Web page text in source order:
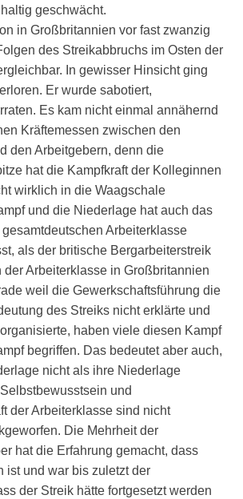
geschwächt.
in Großbritannien vor fast zwanzig
des Streikabbruchs im Osten der
In gewisser Hinsicht ging
Er wurde sabotiert,
Es kam nicht einmal annähernd
Kräftemessen zwischen den
den Arbeitgebern, denn die
hat die Kampfkraft der Kolleginnen
wirklich in die Waagschale
und die Niederlage hat auch das
Arbeiterklasse
als der britische Bergarbeiterstreik
Arbeiterklasse in Großbritannien
weil die Gewerkschaftsführung die
des Streiks nicht erklärte und
haben viele diesen Kampf
begriffen. Das bedeutet aber auch,
nicht als ihre Niederlage
und
der Arbeiterklasse sind nicht
Die Mehrheit der
hat die Erfahrung gemacht, dass
ist und war bis zuletzt der
der Streik hätte fortgesetzt werden